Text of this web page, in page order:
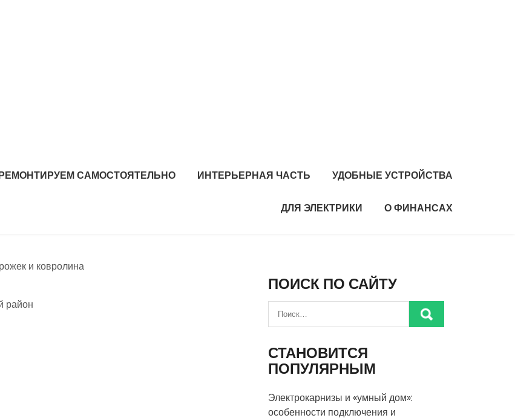
САМОСТОЯТЕЛЬНО ИНТЕРЬЕРНАЯ ЧАСТЬ УДОБНЫЕ УСТРОЙСТВА
ДЛЯ ЭЛЕКТРИКИ О ФИНАНСАХ
и ковролина
район
ПОИСК ПО САЙТУ
СТАНОВИТСЯ
ПОПУЛЯРНЫМ
Электрокарнизы и «умный дом»:
особенности подключения и